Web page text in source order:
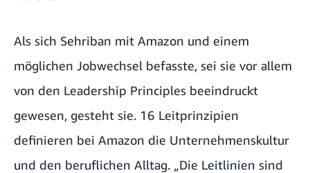
Als sich Sehriban mit Amazon und einem
möglichen Jobwechsel befasste, sei sie vor allem
von den Leadership Principles beeindruckt
gewesen, gesteht sie. 16 Leitprinzipien
definieren bei Amazon die Unternehmenskultur
und den beruflichen Alltag. „Die Leitlinien sind